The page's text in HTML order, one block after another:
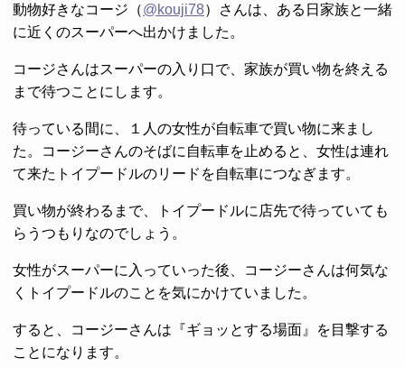
動物好きなコージ（@kouji78）さんは、ある日家族と一緒
に近くのスーパーへ出かけました。
コージさんはスーパーの入り口で、家族が買い物を終える
まで待つことにします。
待っている間に、１人の女性が自転車で買い物に来まし
た。コージーさんのそばに自転車を止めると、女性は連れ
て来たトイプードルのリードを自転車につなぎます。
買い物が終わるまで、トイプードルに店先で待っていても
らうつもりなのでしょう。
女性がスーパーに入っていった後、コージーさんは何気な
くトイプードルのことを気にかけていました。
すると、コージーさんは『ギョッとする場面』を目撃する
ことになります。